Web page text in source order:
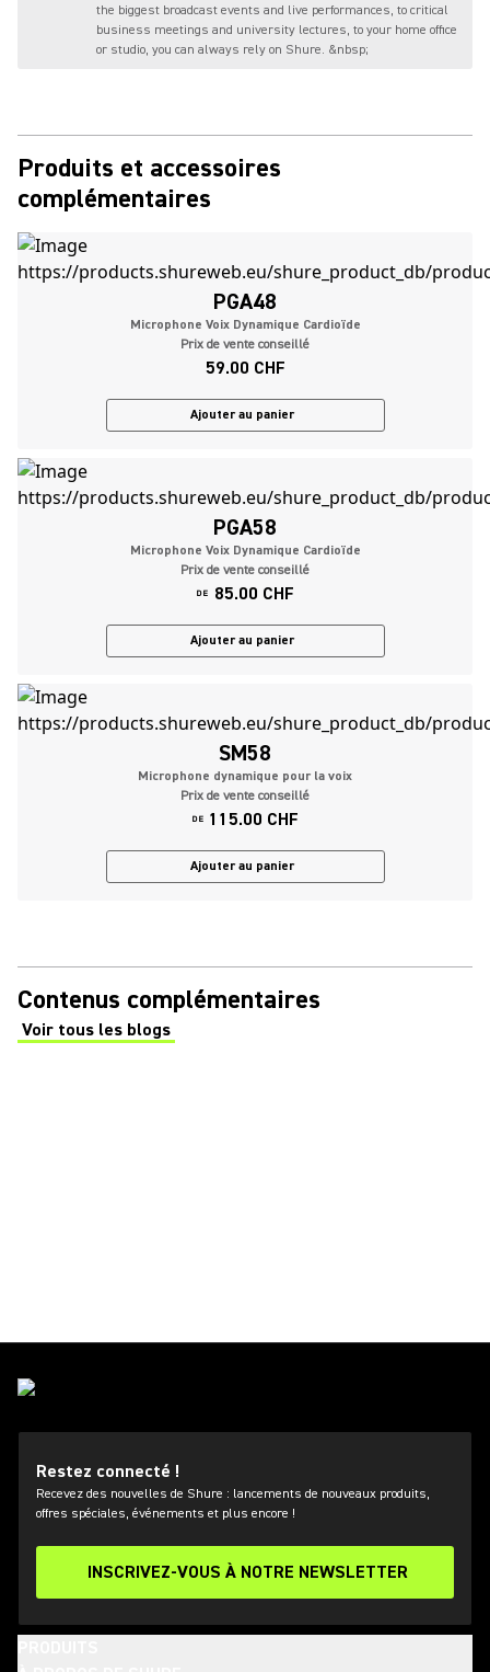
the biggest broadcast events and live performances, to critical
business meetings and university lectures, to your home office
or studio, you can always rely on Shure. &nbsp;
Produits et accessoires
complémentaires
PGA48
Microphone Voix Dynamique Cardioïde
Prix de vente conseillé
59.00 CHF
Ajouter au panier
PGA58
Microphone Voix Dynamique Cardioïde
Prix de vente conseillé
DE 85.00 CHF
Ajouter au panier
SM58
Microphone dynamique pour la voix
Prix de vente conseillé
DE 115.00 CHF
Ajouter au panier
Contenus complémentaires
Voir tous les blogs
(Opens in a new tab)
Restez connecté !
Recevez des nouvelles de Shure : lancements de nouveaux produits,
offres spéciales, événements et plus encore !
INSCRIVEZ-VOUS À NOTRE NEWSLETTER